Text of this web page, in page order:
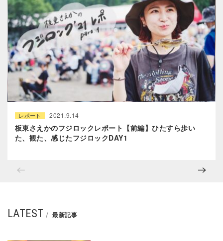
レポート 2021.9.14
板東さえかのフジロックレポート【前編】ひたすら歩い
た、観た、感じたフジロックDAY1
LATEST 最新記事